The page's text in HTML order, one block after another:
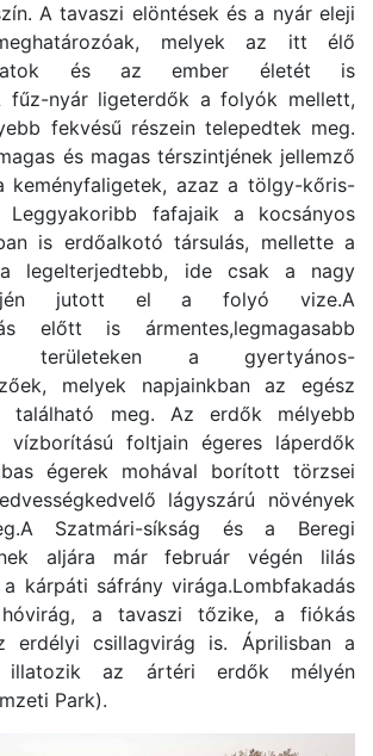
A tavaszi elöntések és a nyár eleji
melyek az itt élő
és az ember életét is
fűz-nyár ligeterdők a folyók mellett,
fekvésű részein telepedtek meg.
és magas térszintjének jellemző
keményfaligetek, azaz a tölgy-kőris-
Leggyakoribb fafajaik a kocsányos
is erdőalkotó társulás, mellette a
legelterjedtebb, ide csak a nagy
jutott el a folyó vize.A
előtt is ármentes,legmagasabb
területeken a gyertyános-
melyek napjainkban az egész
található meg. Az erdők mélyebb
vízborítású foltjain égeres láperdők
égerek mohával borított törzsei
lágyszárú növények
Szatmári-síkság és a Beregi
aljára már február végén lilás
kárpáti sáfrány virága.Lombfakadás
a tavaszi tőzike, a fiókás
erdélyi csillagvirág is. Áprilisban a
illatozik az ártéri erdők mélyén
Park).